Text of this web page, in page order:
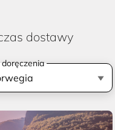
dostawy
doręczenia